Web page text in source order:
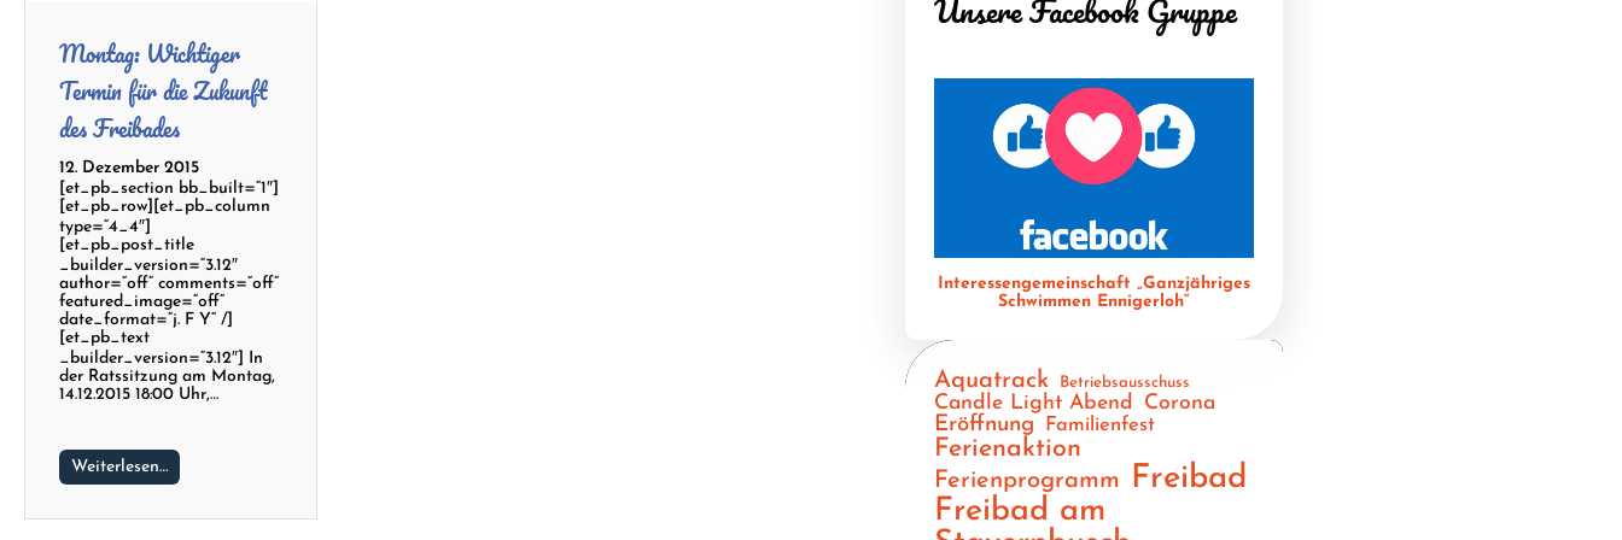
Montag: Wichtiger
Termin für die Zukunft
des Freibades
12. Dezember 2015
[et_pb_section bb_built=“1″]
[et_pb_row][et_pb_column
type=“4_4″]
[et_pb_post_title
_builder_version=“3.12″
author=“off“ comments=“off“
featured_image=“off“
date_format=“j. F Y“ /]
[et_pb_text
_builder_version=“3.12″] In
der Ratssitzung am Montag,
14.12.2015 18:00 Uhr,…
Weiterlesen…
Unsere Facebook Gruppe
Interessengemeinschaft „Ganzjähriges
Schwimmen Ennigerloh“
Aquatrack Betriebsausschuss
Candle Light Abend Corona
Eröffnung Familienfest
Ferienaktion
Ferienprogramm Freibad
Freibad am